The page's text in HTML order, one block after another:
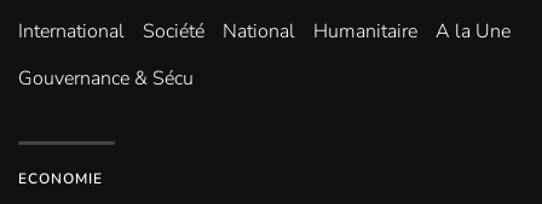
International Société National Humanitaire
A la Une
Gouvernance & Sécu
ECONOMIE